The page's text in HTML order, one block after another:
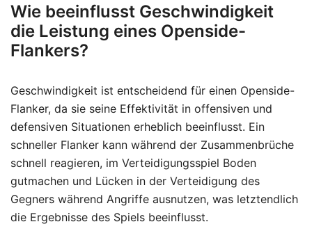
Wie beeinflusst Geschwindigkeit
die Leistung eines Openside-
Flankers?
Geschwindigkeit ist entscheidend für einen Openside-
Flanker, da sie seine Effektivität in offensiven und
defensiven Situationen erheblich beeinflusst. Ein
schneller Flanker kann während der Zusammenbrüche
schnell reagieren, im Verteidigungsspiel Boden
gutmachen und Lücken in der Verteidigung des
Gegners während Angriffe ausnutzen, was letztendlich
die Ergebnisse des Spiels beeinflusst.